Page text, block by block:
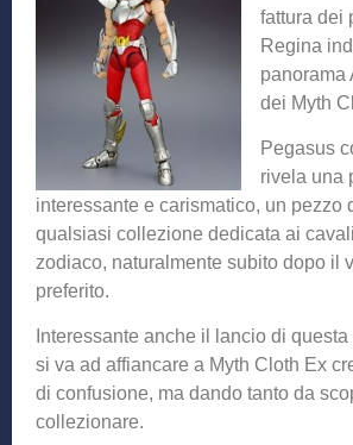
fattura dei
Regina
panorama
dei Myth
Pegasus
rivela una
interessante e carismatico, un pezzo
qualsiasi collezione dedicata ai
zodiaco, naturalmente subito dopo il
preferito.
Interessante anche il lancio di
si va ad affiancare a Myth Cloth Ex
di confusione, ma dando tanto da
collezionare.